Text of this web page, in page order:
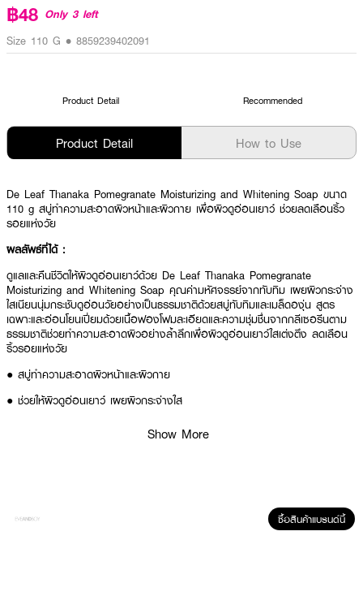
฿48 Only 3 left
Size 110 G • 8859239402091
Product Detail Recommended
Product Detail How to Use
De Leaf Thanaka Pomegranate Moisturizing and Whitening Soap ขนาด
110 g สบู่ทำความสะอาดผิวหน้าและผิวกาย เพื่อผิวดูอ่อนเยาว์ ช่วยลดเลือนริ้ว
รอยแห่งวัย
ผลลัพธ์ที่ได้ :
ดูแลและคืนชีวิตให้ผิวดูอ่อนเยาว์ด้วย De Leaf Thanaka Pomegranate
Moisturizing and Whitening Soap คุณค่ามหัศจรรย์จากทับทิม เผยผิวกระจ่าง
ใสเนียนนุ่มกระชับดูอ่อนวัยอย่างเป็นธรรมชาติด้วยสบู่ทับทิมและเมล็ดองุ่น สูตร
เฉพาะและอ่อนโยนเปี่ยมด้วยเนื้อฟองโฟมละเอียดและความชุ่มชื่นจากกลีเซอรีนตาม
ธรรมชาติช่วยทำความสะอาดผิวอย่างล้ำลึกเพื่อผิวดูอ่อนเยาว์ใสเต่งตึง ลดเลือน
ริ้วรอยแห่งวัย
● สบู่ทำความสะอาดผิวหน้าและผิวกาย
● ช่วยให้ผิวดูอ่อนเยาว์ เผยผิวกระจ่างใส
Show More
ซื้อสินค้าแบรนด์นี้